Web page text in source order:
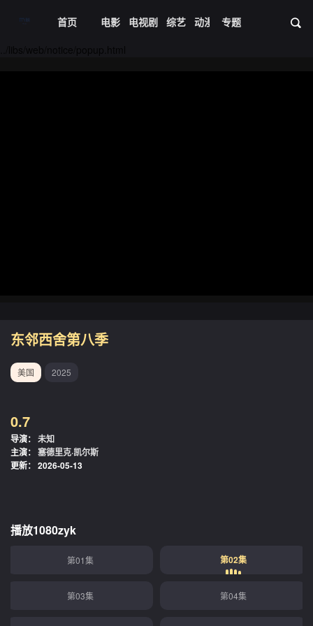
首页 电影 电视剧 综艺 动漫 短剧大全 资
专题
东邻西舍第八季
美国 2025
0.7
导演： 未知
主演： 塞德里克·凯尔斯
更新： 2026-05-13
播放1080zyk
第01集 第02集
第03集 第04集